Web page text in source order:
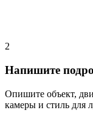
2
Напишите
Опишите объект,
камеры и стиль для